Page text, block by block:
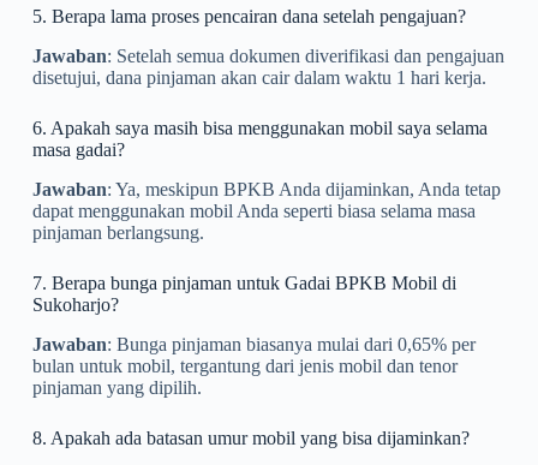
5. Berapa lama proses pencairan dana setelah pengajuan?
Jawaban: Setelah semua dokumen diverifikasi dan pengajuan
disetujui, dana pinjaman akan cair dalam waktu 1 hari kerja.
6. Apakah saya masih bisa menggunakan mobil saya selama
masa gadai?
Jawaban: Ya, meskipun BPKB Anda dijaminkan, Anda tetap
dapat menggunakan mobil Anda seperti biasa selama masa
pinjaman berlangsung.
7. Berapa bunga pinjaman untuk Gadai BPKB Mobil di
Sukoharjo?
Jawaban: Bunga pinjaman biasanya mulai dari 0,65% per
bulan untuk mobil, tergantung dari jenis mobil dan tenor
pinjaman yang dipilih.
8. Apakah ada batasan umur mobil yang bisa dijaminkan?